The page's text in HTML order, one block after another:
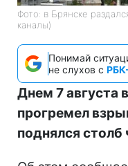
Фото: в Брянске
каналы)
Понимай
не слухов с
Днем 7 августа
прогремел
поднялся